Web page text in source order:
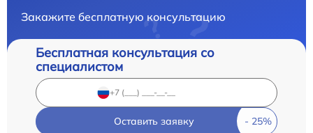
Закажите бесплатную консультацию
Бесплатная консультация со
специалистом
Оставить заявку